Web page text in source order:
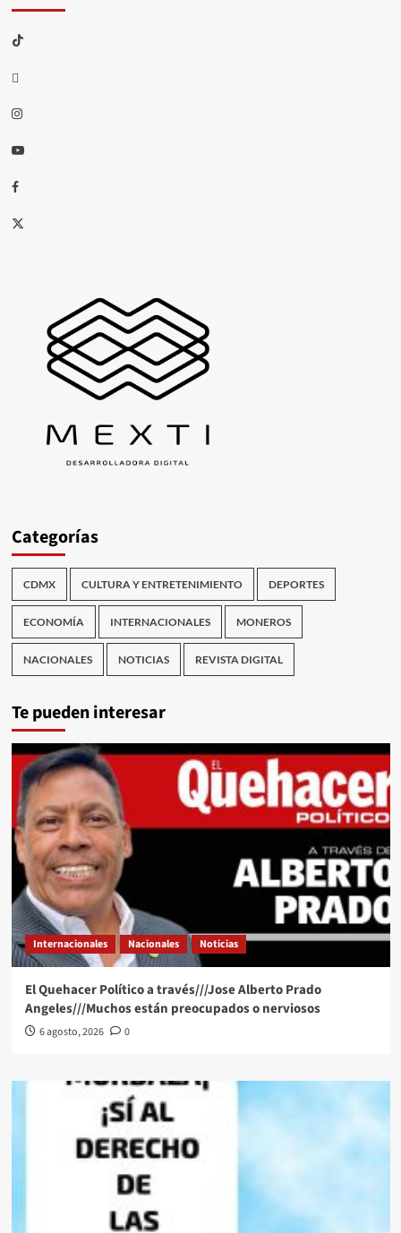
TikTok
threads
Instagram
Youtube
Facebook
X
Categorías
CDMX CULTURA Y ENTRETENIMIENTO DEPORTES
ECONOMÍA INTERNACIONALES MONEROS
NACIONALES NOTICIAS REVISTA DIGITAL
Te pueden interesar
Internacionales Nacionales Noticias
El Quehacer Político a través///Jose Alberto Prado
Angeles///Muchos están preocupados o nerviosos
6 agosto, 2026 0